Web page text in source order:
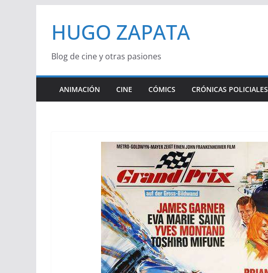
contenido
HUGO ZAPATA
Blog de cine y otras pasiones
ANIMACIÓN CINE CÓMICS CRÓNICAS POLICIALES